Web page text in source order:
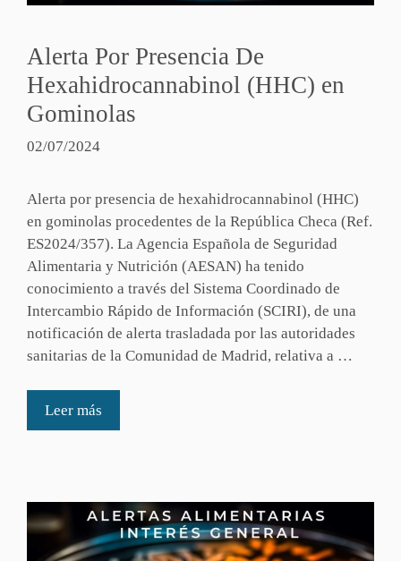
Alerta Por Presencia De
Hexahidrocannabinol (HHC) en
Gominolas
02/07/2024
Alerta por presencia de hexahidrocannabinol (HHC)
en gominolas procedentes de la República Checa (Ref.
ES2024/357). La Agencia Española de Seguridad
Alimentaria y Nutrición (AESAN) ha tenido
conocimiento a través del Sistema Coordinado de
Intercambio Rápido de Información (SCIRI), de una
notificación de alerta trasladada por las autoridades
sanitarias de la Comunidad de Madrid, relativa a …
Leer más